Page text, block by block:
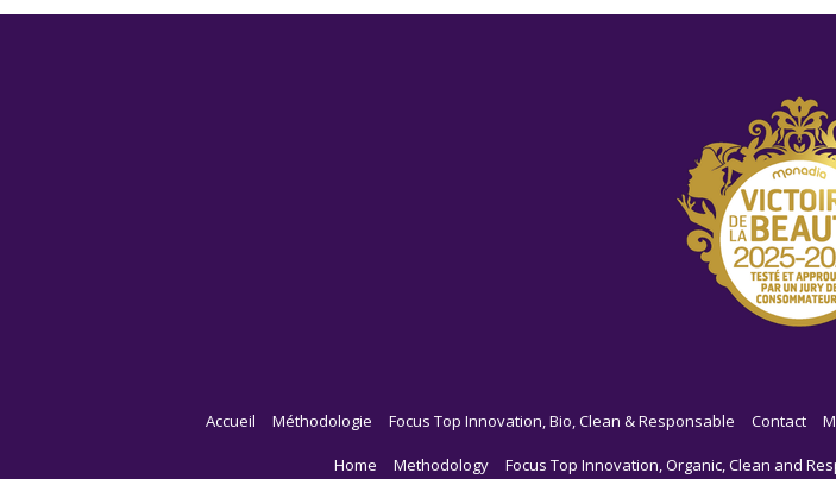
Accueil Méthodologie Focus Top Innovation, Bio, Clean & Responsable Contact
Home Methodology Focus Top Innovation, Organic, Clean and